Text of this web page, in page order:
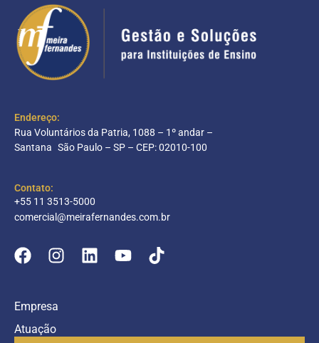
Endereço:
Rua Voluntários da Patria, 1088 – 1º andar –
Santana São Paulo – SP – CEP: 02010-100
Contato:
+55 11 3513-5000
comercial@meirafernandes.com.br
Empresa
Atuação